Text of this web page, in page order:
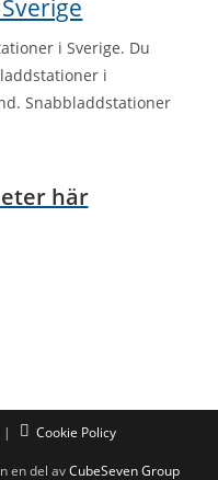
i Sverige. Du
i
Snabbladdstationer
här
Cookie Policy
en del avCubeSeven Group